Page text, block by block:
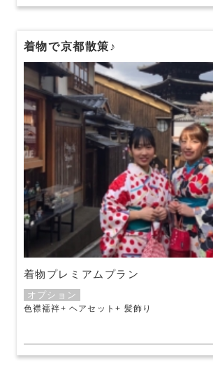
着物で京都散策♪
着物プレミアムプラン
オプション
色襟襦袢 ヘアセット 髪飾り